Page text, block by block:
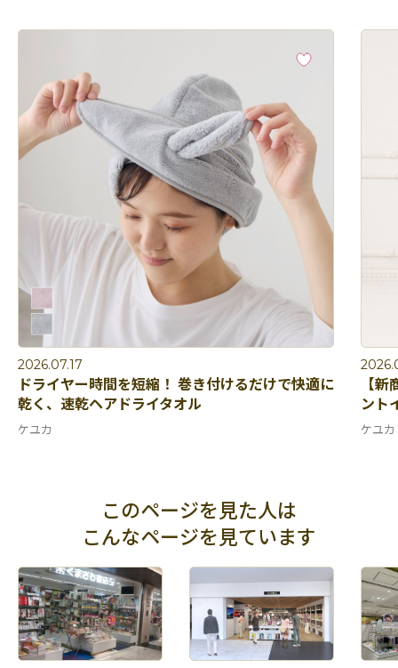
2026.07.17
ドライヤー時間を短縮！ 巻き付けるだけで快適に
乾く、速乾ヘアドライタオル
ケユカ
【
ント
ケユカ
このページを見た人は
こんなページを見ています